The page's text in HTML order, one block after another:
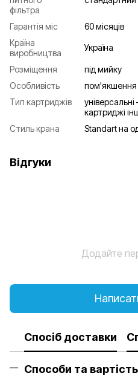
фільтра
Гарантія міс
60 місяців
Країна
виробництва
Україна
Розміщення
під мийку
Особливість
пом'якшення
Тип картриджів
картриджі
Стиль крана
Standart на
Відгуки
Додайте
Спосіб доставки
Способи та